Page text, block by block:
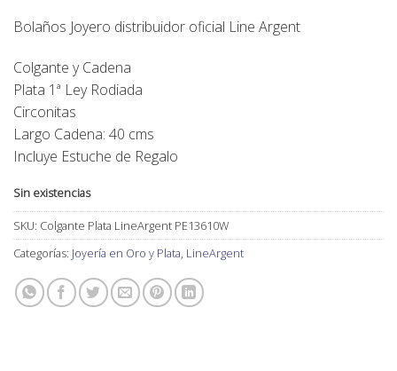
Bolaños Joyero distribuidor oficial Line Argent
Colgante y Cadena
Plata 1ª Ley Rodiada
Circonitas
Largo Cadena: 40 cms
Incluye Estuche de Regalo
Sin existencias
SKU: Colgante Plata LineArgent PE13610W
Categorías: Joyería en Oro y Plata, LineArgent